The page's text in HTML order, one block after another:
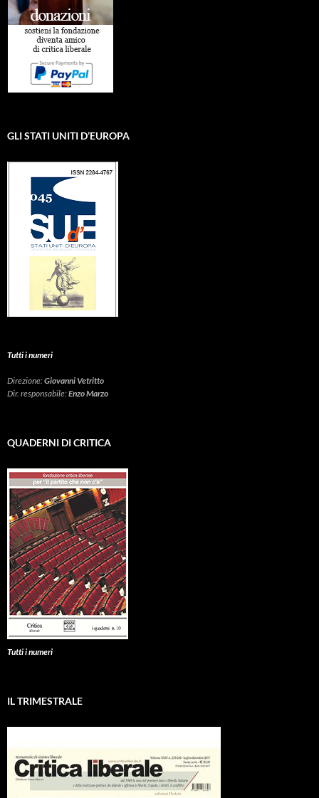
GLI STATI UNITI D’EUROPA
Tutti i numeri
Direzione:Giovanni Vetritto
Dir. responsabile:Enzo Marzo
QUADERNI DI CRITICA
Tutti i numeri
IL TRIMESTRALE